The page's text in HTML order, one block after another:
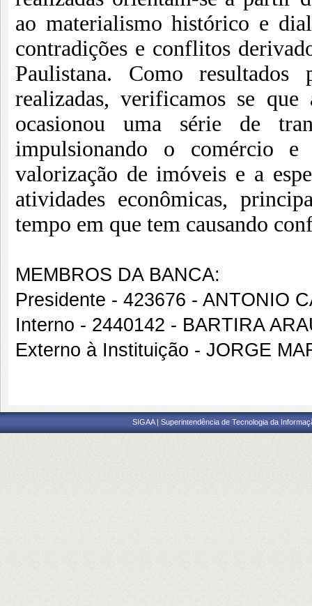
ao materialismo histórico e
contradições e conflitos
Paulistana. Como
realizadas, verificamos se
ocasionou uma série de
impulsionando o comércio
valorização de imóveis e a
atividades econômicas,
tempo em que tem causando
MEMBROS DA BANCA:
Presidente - 423676 - ANTONIO
Interno - 2440142 - BARTIRA
Externo à Instituição - JORGE
SIGAA | Superintendência de Tecnologia da